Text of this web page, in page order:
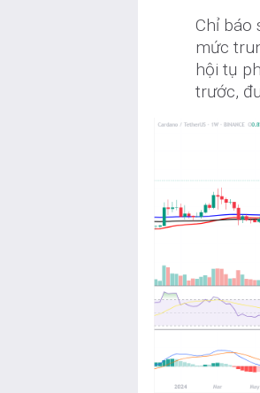
Chỉ báo
mức
hội tụ
trước,